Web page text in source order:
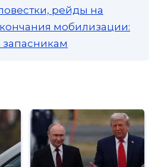
рейды на
мобилизации:
запасникам